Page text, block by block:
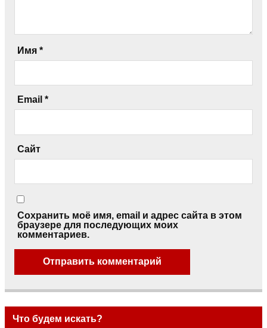
Имя *
Email *
Сайт
Сохранить моё имя, email и адрес сайта в этом
браузере для последующих моих
комментариев.
Что будем искать?